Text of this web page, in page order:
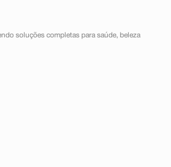
soluções completas para saúde, beleza